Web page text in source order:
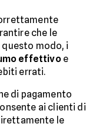
che le
modo, i
effettivoe
errati.
di pagamento
ai clienti di
le